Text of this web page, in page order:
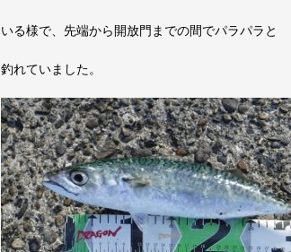
いる様で、先端から開放門までの間でパラパラと
釣れていました。